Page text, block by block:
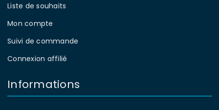
Liste de souhaits
Mon compte
Suivi de commande
Connexion affilié
Informations